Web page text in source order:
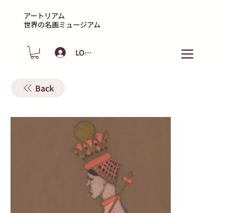
アートリアム
​世界の名画ミュージアム
LOGIN
Back